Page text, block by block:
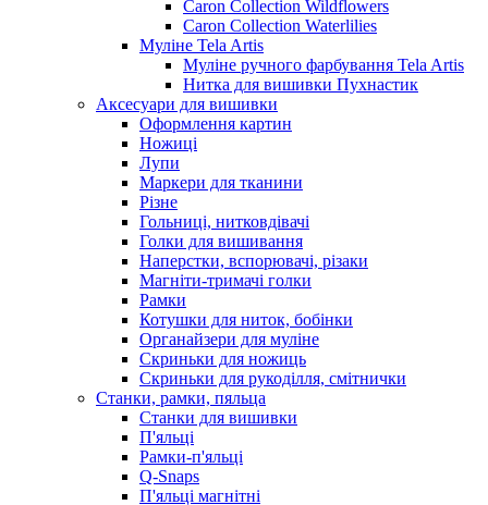
Caron Collection Wildflowers
Caron Collection Waterlilies
Муліне Tela Artis
Муліне ручного фарбування Tela Artis
Нитка для вишивки Пухнастик
Аксесуари для вишивки
Оформлення картин
Ножиці
Лупи
Маркери для тканини
Різне
Гольниці, нитковдівачі
Голки для вишивання
Наперстки, вспорювачі, різаки
Магніти-тримачі голки
Рамки
Котушки для ниток, бобінки
Органайзери для муліне
Скриньки для ножиць
Скриньки для рукоділля, смітнички
Станки, рамки, пяльца
Станки для вишивки
П'яльці
Рамки-п'яльці
Q-Snaps
П'яльці магнітні